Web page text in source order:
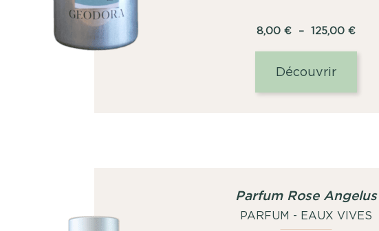
8,00€ – 125,00€Plage
Découvrir
Parfum Rose Angelus
PARFUM - EAUX VIVES